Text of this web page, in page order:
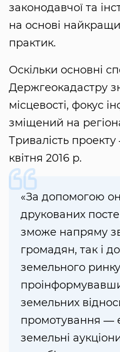
законодавчої та
на основі
практик.
Оскільки основні
Держгеокадастру
місцевості, фокус
зміщений на
Тривалість
квітня 2016 р.
«За допомогою
друкованих
зможе напряму
громадян, так і
земельного
земельних
промотування ―
земельні